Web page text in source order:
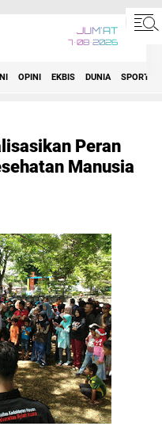
JUM'AT
7•08•2026
OPINI EKBIS DUNIA SPORT
Peran
Manusia